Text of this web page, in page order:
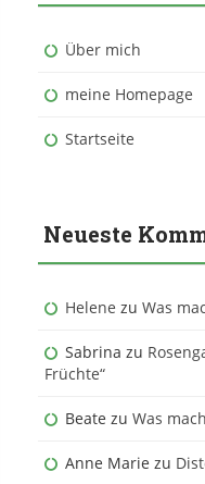
Über mich
meine Homepage
Startseite
Neueste
Helene zu Was
Sabrina zu
Früchte“
Beate zu Was
Anne Marie zu